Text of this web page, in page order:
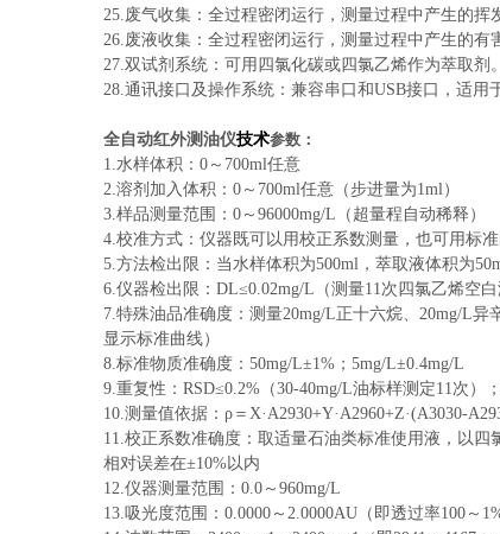
25.废气收集：全过程密闭运行，测量过程中产生的挥
26.废液收集：全过程密闭运行，测量过程中产生的有
27.双试剂系统：可用四氯化碳或四氯乙烯作为萃取剂。
28.通讯接口及操作系统：兼容串口和USB接口，适用
全自动红外测油仪技术参数：
1.水样体积：0～700ml任意
2.溶剂加入体积：0～700ml任意（步进量为1ml）
3.样品测量范围：0～96000mg/L（超量程自动稀释）
4.校准方式：仪器既可以用校正系数测量，也可用标
5.方法检出限：当水样体积为500ml，萃取液体积为
6.仪器检出限：DL≤0.02mg/L（测量11次四氯乙烯空白
7.特殊油品准确度：测量20mg/L正十六烷、20mg/L
显示标准曲线）
8.标准物质准确度：50mg/L±1%；5mg/L±0.4mg/L
9.重复性：RSD≤0.2%（30-40mg/L油标样测定11次）
10.测量值依据：ρ＝X·A2930+Y·A2960+Z·(A3030-
11.校正系数准确度：取适量石油类标准使用液，以
相对误差在±10%以内
12.仪器测量范围：0.0～960mg/L
13.吸光度范围：0.0000～2.0000AU（即透过率100～